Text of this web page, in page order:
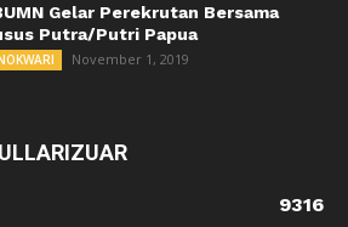
Gelar Perekrutan Bersama
Putra/Putri Papua
November 1, 2019
9316